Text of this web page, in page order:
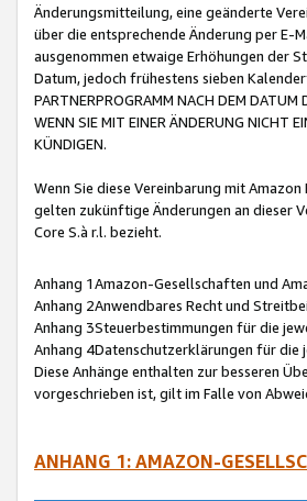
Änderungsmitteilung, eine geänderte
über die entsprechende Änderung per E-
ausgenommen etwaige Erhöhungen der
Datum, jedoch frühestens sieben
PARTNERPROGRAMM NACH DEM DATUM
WENN SIE MIT EINER ÄNDERUNG NICHT
KÜNDIGEN.
Wenn Sie diese Vereinbarung mit
gelten zukünftige Änderungen an dieser
Core S.à r.l. bezieht.
Anhang 1Amazon-Gesellschaften und
Anhang 2Anwendbares Recht und
Anhang 3Steuerbestimmungen für die
Anhang 4Datenschutzerklärungen für die
Diese Anhänge enthalten zur besseren
vorgeschrieben ist, gilt im Falle von
ANHANG 1: AMAZON-